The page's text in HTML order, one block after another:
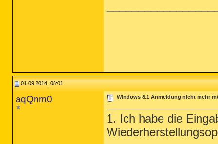
01.09.2014, 08:01
aqQnm0 Windows 8.1 Anmeldung nicht mehr
1. Ich habe die